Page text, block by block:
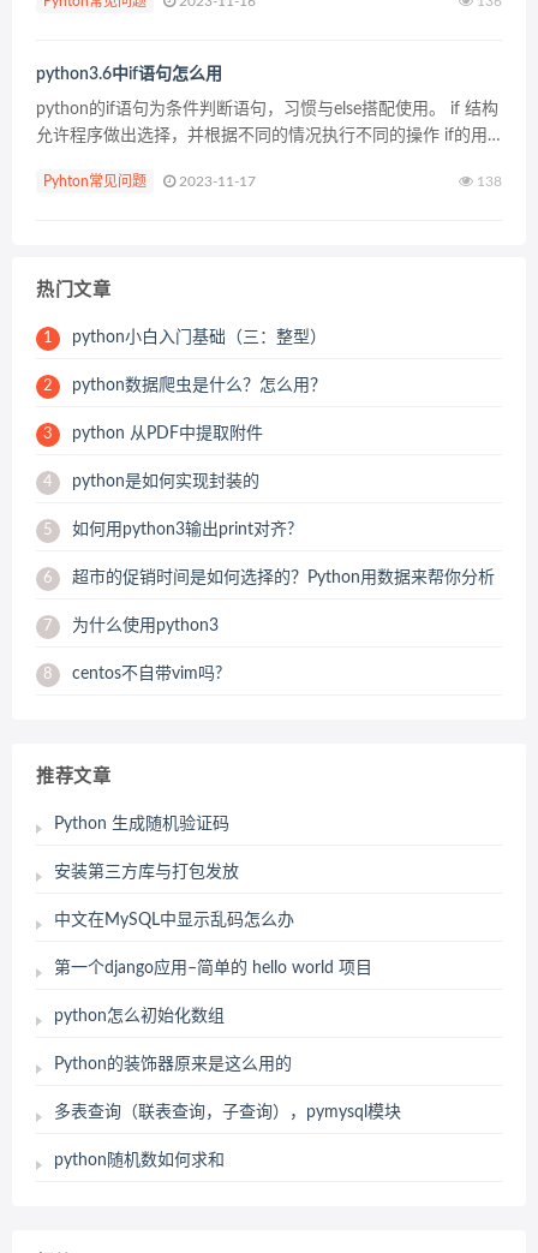
户)才能修改或删除对象。...
python3.6中if语句怎么用
python的if语句为条件判断语句，习惯与else搭配使用。 if 结构
允许程序做出选择，并根据不同的情况执行不同的操作 if的用
Pyhton常见问题 2023-11-17 138
热门文章
1 python小白入门基础（三：整型）
2 python数据爬虫是什么？怎么用？
3 python 从PDF中提取附件
4 python是如何实现封装的
5 如何用python3输出print对齐?
6 超市的促销时间是如何选择的？Python用数据来帮你分析
7 为什么使用python3
8 centos不自带vim吗?
推荐文章
Python 生成随机验证码
安装第三方库与打包发放
中文在MySQL中显示乱码怎么办
第一个django应用–简单的 hello world 项目
python怎么初始化数组
Python的装饰器原来是这么用的
多表查询（联表查询，子查询），pymysql模块
python随机数如何求和